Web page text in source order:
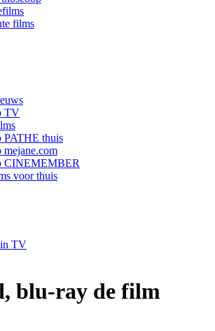
films
TV
PATHE thuis
mejane.com
CINEMEMBER
voor thuis
TV
blu-ray de film